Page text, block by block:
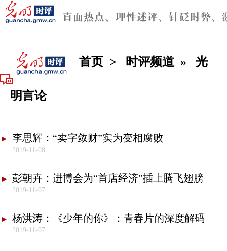
首页 > 时评频道 » 光
明言论
李思辉：“卖字敛财”实为变相腐败
2019-11-08
彭朝卉：进博会为“首店经济”插上腾飞翅膀
2019-11-07
杨洪涛：《少年的你》：青春片的深度解码
2019-11-07